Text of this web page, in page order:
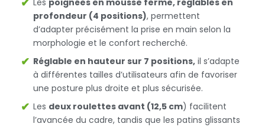
Les poignées en mousse ferme, réglables en
profondeur (4 positions), permettent
d’adapter précisément la prise en main selon la
morphologie et le confort recherché.
Réglable en hauteur sur 7 positions, il s’adapte
à différentes tailles d’utilisateurs afin de favoriser
une posture plus droite et plus sécurisée.
Les deux roulettes avant (12,5 cm) facilitent
l’avancée du cadre, tandis que les patins glissants